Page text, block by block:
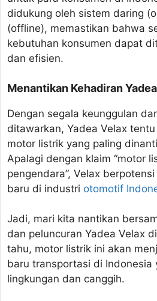
didukung oleh sistem daring
(offline), memastikan bahwa
kebutuhan konsumen dapat
dan efisien.
Menantikan Kehadiran
Dengan segala keunggulan
ditawarkan, Yadea Velax
motor listrik yang paling
Apalagi dengan klaim “motor
pengendara”, Velax
baru di industri otomotif
Jadi, mari kita nantikan
dan peluncuran Yadea Velax
tahu, motor listrik ini akan
baru transportasi di Indonesia
lingkungan dan canggih.